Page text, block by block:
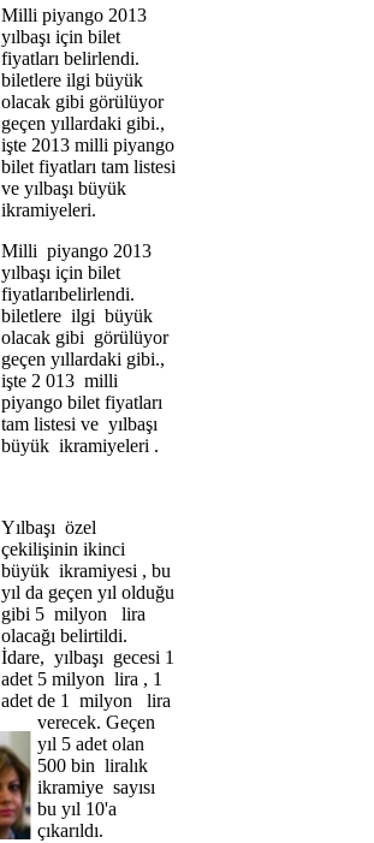
Milli piyango 2013
yılbaşı için bilet
fiyatları belirlendi.
biletlere ilgi büyük
olacak gibi görülüyor
geçen yıllardaki gibi.,
işte 2013 milli piyango
bilet fiyatları tam listesi
ve yılbaşı büyük
ikramiyeleri.
Milli piyango 2013
yılbaşı için bilet
fiyatlarıbelirlendi.
biletlere ilgi büyük
olacak gibi görülüyor
geçen yıllardaki gibi.,
işte 2 013 milli
piyango bilet fiyatları
tam listesi ve yılbaşı
büyük ikramiyeleri .
Yılbaşı özel
çekilişinin ikinci
büyük ikramiyesi , bu
yıl da geçen yıl olduğu
gibi 5 milyon lira
olacağı belirtildi.
İdare, yılbaşı gecesi 1
adet 5 milyon lira , 1
adet de 1 milyon lira
verecek. Geçen
yıl 5 adet olan
500 bin liralık
ikramiye sayısı
bu yıl 10'a
çıkarıldı.